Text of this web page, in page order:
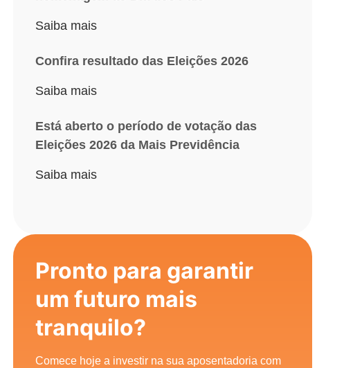
Saiba mais
Confira resultado das Eleições 2026
Saiba mais
Está aberto o período de votação das
Eleições 2026 da Mais Previdência
Saiba mais
Pronto para garantir
um futuro mais
tranquilo?
Comece hoje a investir na sua aposentadoria com